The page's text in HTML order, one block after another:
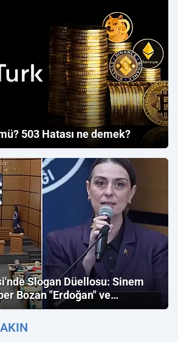
503 Hatası ne demek?
Slogan Düellosu: Sinem
Bozan "Erdoğan" ve